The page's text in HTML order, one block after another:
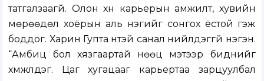
татгалзаагүй. Олон хүн карьерын амжилт, хувийн
мөрөөдөл хоёрын аль нэгийг сонгох ёстой гэж
боддог. Харин Гупта үүнтэй санал нийлдэггүй нэгэн.
“Амбиц бол хязгаартай нөөц мэтээр биднийг
хүмүүжүүлдэг. Цаг хугацааг карьертаа зарцуулбал